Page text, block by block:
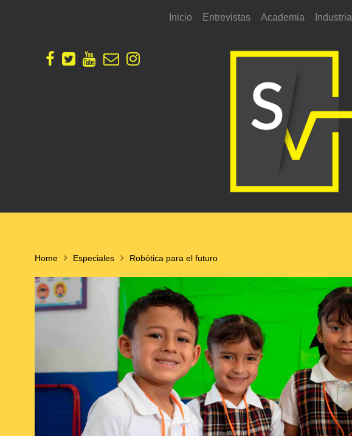
Inicio Entrevistas Academia Industria
Home Especiales Robótica para el futuro